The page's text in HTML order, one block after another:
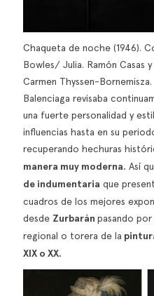
Chaqueta de noche (1946).
Bowles/ Julia. Ramón Casas
Carmen Thyssen-Bornemisza.
Balenciaga revisaba
una fuerte personalidad y
influencias hasta en su
recuperando hechuras
manera muy moderna. Así
de indumentaria que
cuadros de los mejores
desde Zurbarán pasando por
regional o torera de la
XIX o XX.